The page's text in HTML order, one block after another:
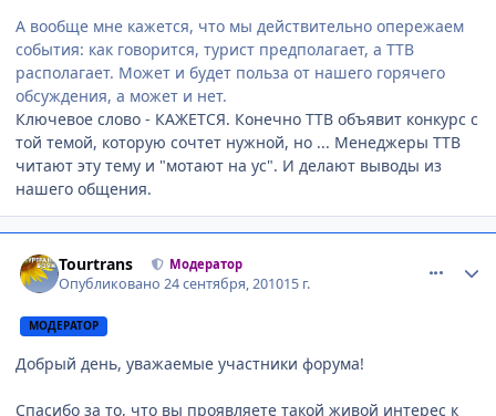
А вообще мне кажется, что мы действительно опережаем
события: как говорится, турист предполагает, а ТТВ
располагает. Может и будет польза от нашего горячего
обсуждения, а может и нет.
Ключевое слово - КАЖЕТСЯ. Конечно ТТВ объявит конкурс с
той темой, которую сочтет нужной, но ... Менеджеры ТТВ
читают эту тему и "мотают на ус". И делают выводы из
нашего общения.
Tourtrans Модератор
Опубликовано24 сентября, 201015 г.
МОДЕРАТОР
Добрый день, уважаемые участники форума!
Спасибо за то, что вы проявляете такой живой интерес к